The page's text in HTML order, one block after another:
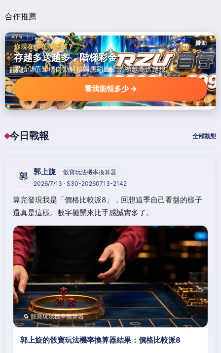
合作推薦
贊助
你現在卡在哪一階？
存越多送越多，階梯彩金
累積儲值達標自動解鎖對應彩金，階梯越高送越狠。
看我能領多少 →
今日戰報 全部動態
郭 郭上旋
骰寶玩法機率換算器
2026/7/13 · S30-20260713-2142
算完發現我是「價格比較派8」，回想這季自己看盤的樣子
還真是這樣。數字攤開來比手感誠實多了。
🔁 骰寶玩法機率換算器
郭上旋的骰寶玩法機率換算器結果：價格比較派8